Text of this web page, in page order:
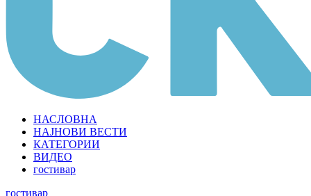
НАСЛОВНА
НАЈНОВИ ВЕСТИ
КАТЕГОРИИ
ВИДЕО
гостивар
гостивар